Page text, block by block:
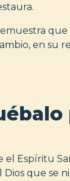
en su
el Espíritu
Dios que se